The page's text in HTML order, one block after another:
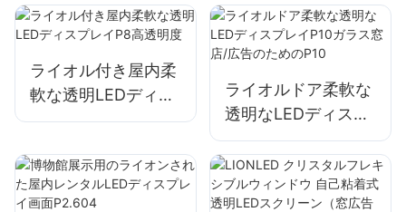
P4-8レストランの
装飾用
ガラス窓用
ライオル付き屋内柔
軟な透明LEDディス
プレイP8高透明度
ライオルドア柔軟な
透明なLEDディスプ
レイP10ガラス窓店/
広告のためのP10